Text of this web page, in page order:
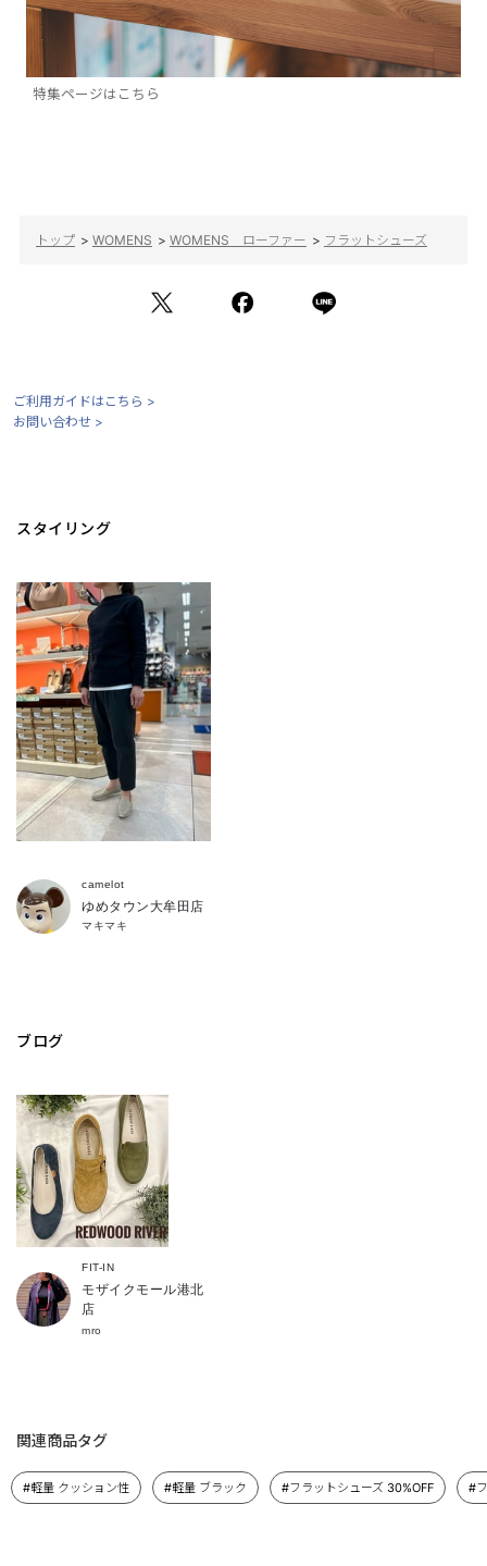
特集ページはこちら
トップ > WOMENS > WOMENS ローファー > フラットシューズ
ご利用ガイドはこちら >
お問い合わせ >
スタイリング
camelot
ゆめタウン大牟田店
マキマキ
ブログ
FIT-IN
モザイクモール港北
店
mro
関連商品タグ
#軽量 クッション性 #軽量 ブラック #フラットシューズ 30%OFF #